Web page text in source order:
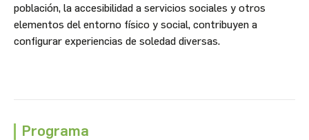
población, la accesibilidad a servicios sociales y otros
elementos del entorno físico y social, contribuyen a
configurar experiencias de soledad diversas.
Programa